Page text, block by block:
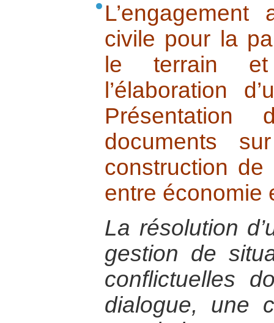
civile pour la
le terrain
l’élaboration
Présentation
documents
construction
entre économie
La résolution
gestion de
conflictuelles
dialogue, une